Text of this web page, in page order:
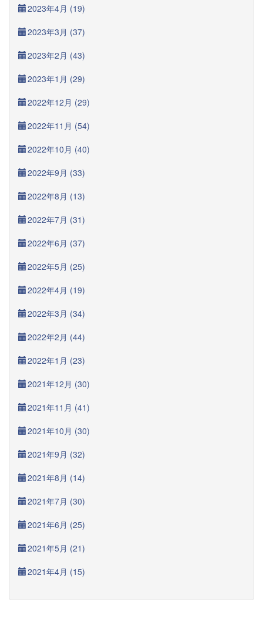
2023年4月 (19)
2023年3月 (37)
2023年2月 (43)
2023年1月 (29)
2022年12月 (29)
2022年11月 (54)
2022年10月 (40)
2022年9月 (33)
2022年8月 (13)
2022年7月 (31)
2022年6月 (37)
2022年5月 (25)
2022年4月 (19)
2022年3月 (34)
2022年2月 (44)
2022年1月 (23)
2021年12月 (30)
2021年11月 (41)
2021年10月 (30)
2021年9月 (32)
2021年8月 (14)
2021年7月 (30)
2021年6月 (25)
2021年5月 (21)
2021年4月 (15)